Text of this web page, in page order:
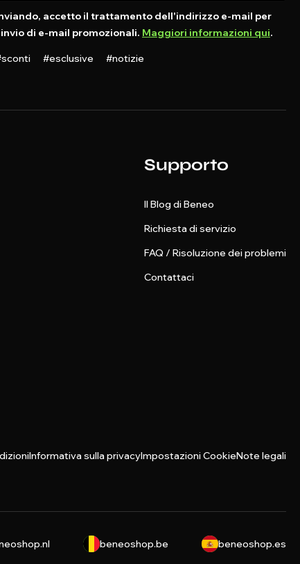
accetto il trattamento dell'indirizzo e-mail per
di e-mail promozionali. Maggiori informazioni qui.
#esclusive #notizie
Supporto
Il Blog di Beneo
Richiesta di servizio
FAQ / Risoluzione dei problemi
Contattaci
Informativa sulla privacyImpostazioni CookieNote legali
beneoshop.be beneoshop.es